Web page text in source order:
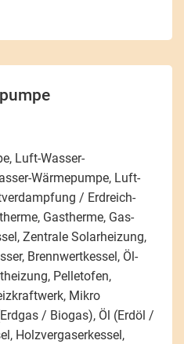
Luft-Wasser-
Wärmepumpe, Luft-
/ Erdreich-
Gastherme, Gas-
Zentrale Solarheizung,
Brennwertkessel, Öl-
Pelletofen,
Mikro
/ Biogas), Öl (Erdöl /
Holzvergaserkessel,